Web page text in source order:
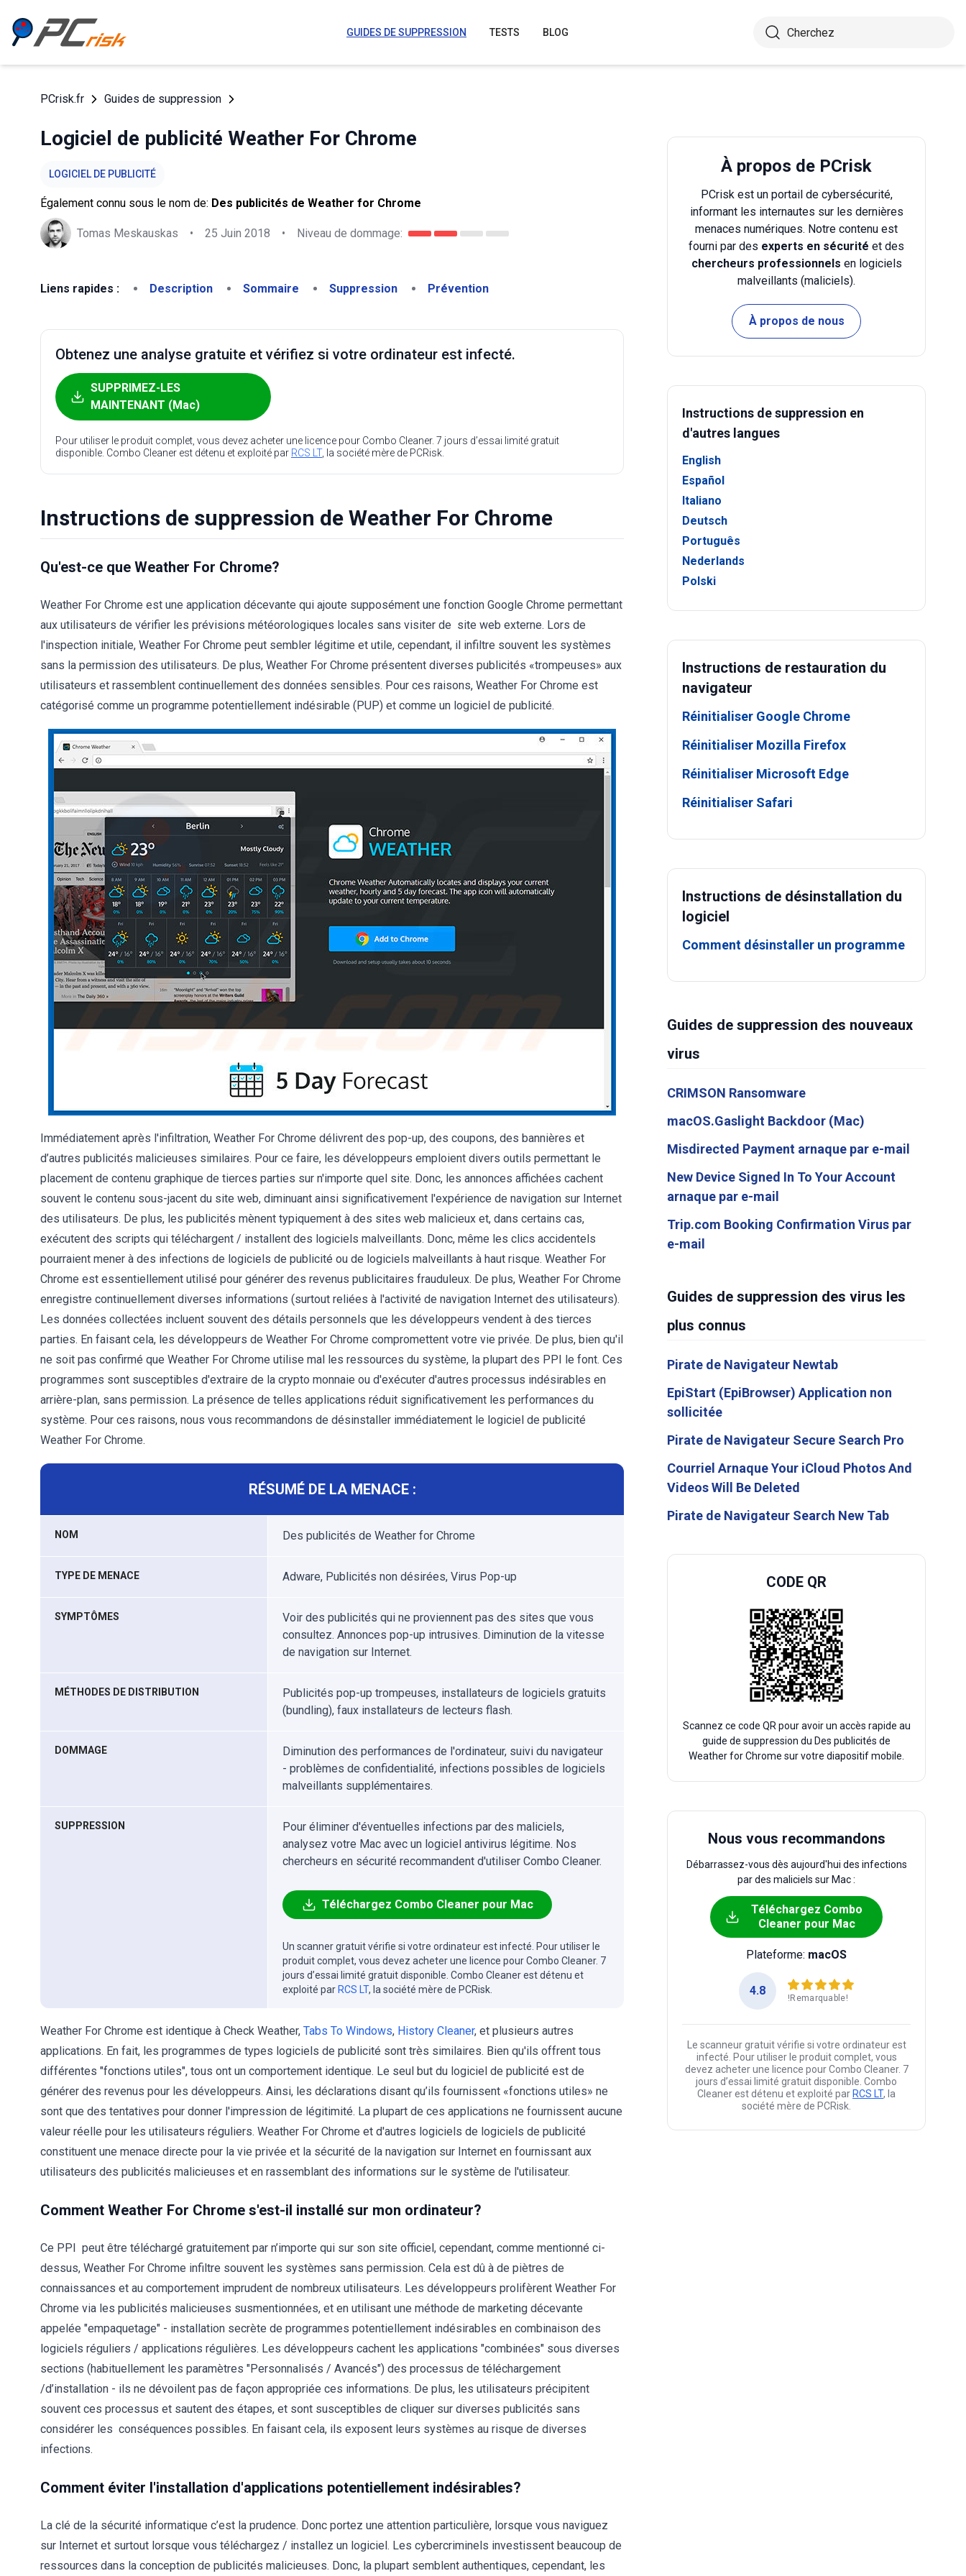
GUIDES DE SUPPRESSION TESTS BLOG
PCrisk.fr Guides de suppression
Logiciel de publicité Weather For Chrome
LOGICIEL DE PUBLICITÉ
Également connu sous le nom de: Des publicités de Weather for Chrome
Tomas Meskauskas • 25 Juin 2018 • Niveau de dommage:
Liens rapides : Description Sommaire Suppression Prévention
Obtenez une analyse gratuite et vérifiez si votre ordinateur est infecté.
SUPPRIMEZ-LES
MAINTENANT (Mac)
Pour utiliser le produit complet, vous devez acheter une licence pour Combo Cleaner. 7 jours d’essai limité gratuit
disponible. Combo Cleaner est détenu et exploité par RCS LT, la société mère de PCRisk.
Instructions de suppression de Weather For Chrome
Qu'est-ce que Weather For Chrome?
Weather For Chrome est une application décevante qui ajoute supposément une fonction Google Chrome permettant
aux utilisateurs de vérifier les prévisions météorologiques locales sans visiter de site web externe. Lors de
l'inspection initiale, Weather For Chrome peut sembler légitime et utile, cependant, il infiltre souvent les systèmes
sans la permission des utilisateurs. De plus, Weather For Chrome présentent diverses publicités «trompeuses» aux
utilisateurs et rassemblent continuellement des données sensibles. Pour ces raisons, Weather For Chrome est
catégorisé comme un programme potentiellement indésirable (PUP) et comme un logiciel de publicité.
Immédiatement après l'infiltration, Weather For Chrome délivrent des pop-up, des coupons, des bannières et
d’autres publicités malicieuses similaires. Pour ce faire, les développeurs emploient divers outils permettant le
placement de contenu graphique de tierces parties sur n'importe quel site. Donc, les annonces affichées cachent
souvent le contenu sous-jacent du site web, diminuant ainsi significativement l'expérience de navigation sur Internet
des utilisateurs. De plus, les publicités mènent typiquement à des sites web malicieux et, dans certains cas,
exécutent des scripts qui téléchargent / installent des logiciels malveillants. Donc, même les clics accidentels
pourraient mener à des infections de logiciels de publicité ou de logiciels malveillants à haut risque. Weather For
Chrome est essentiellement utilisé pour générer des revenus publicitaires frauduleux. De plus, Weather For Chrome
enregistre continuellement diverses informations (surtout reliées à l'activité de navigation Internet des utilisateurs).
Les données collectées incluent souvent des détails personnels que les développeurs vendent à des tierces
parties. En faisant cela, les développeurs de Weather For Chrome compromettent votre vie privée. De plus, bien qu'il
ne soit pas confirmé que Weather For Chrome utilise mal les ressources du système, la plupart des PPI le font. Ces
programmes sont susceptibles d'extraire de la crypto monnaie ou d'exécuter d'autres processus indésirables en
arrière-plan, sans permission. La présence de telles applications réduit significativement les performances du
système. Pour ces raisons, nous vous recommandons de désinstaller immédiatement le logiciel de publicité
Weather For Chrome.
RÉSUMÉ DE LA MENACE :
NOM Des publicités de Weather for Chrome
TYPE DE MENACE Adware, Publicités non désirées, Virus Pop-up
SYMPTÔMES
Voir des publicités qui ne proviennent pas des sites que vous
consultez. Annonces pop-up intrusives. Diminution de la vitesse
de navigation sur Internet.
MÉTHODES DE DISTRIBUTION
Publicités pop-up trompeuses, installateurs de logiciels gratuits
(bundling), faux installateurs de lecteurs flash.
DOMMAGE
Diminution des performances de l'ordinateur, suivi du navigateur
- problèmes de confidentialité, infections possibles de logiciels
malveillants supplémentaires.
SUPPRESSION
Pour éliminer d'éventuelles infections par des maliciels,
analysez votre Mac avec un logiciel antivirus légitime. Nos
chercheurs en sécurité recommandent d'utiliser Combo Cleaner.
Téléchargez Combo Cleaner pour Mac
Un scanner gratuit vérifie si votre ordinateur est infecté. Pour utiliser le
produit complet, vous devez acheter une licence pour Combo Cleaner. 7
jours d’essai limité gratuit disponible. Combo Cleaner est détenu et
exploité par RCS LT, la société mère de PCRisk.
Weather For Chrome est identique à Check Weather, Tabs To Windows, History Cleaner, et plusieurs autres
applications. En fait, les programmes de types logiciels de publicité sont très similaires. Bien qu'ils offrent tous
différentes "fonctions utiles", tous ont un comportement identique. Le seul but du logiciel de publicité est de
générer des revenus pour les développeurs. Ainsi, les déclarations disant qu’ils fournissent «fonctions utiles» ne
sont que des tentatives pour donner l'impression de légitimité. La plupart de ces applications ne fournissent aucune
valeur réelle pour les utilisateurs réguliers. Weather For Chrome et d'autres logiciels de logiciels de publicité
constituent une menace directe pour la vie privée et la sécurité de la navigation sur Internet en fournissant aux
utilisateurs des publicités malicieuses et en rassemblant des informations sur le système de l'utilisateur.
Comment Weather For Chrome s'est-il installé sur mon ordinateur?
Ce PPI peut être téléchargé gratuitement par n’importe qui sur son site officiel, cependant, comme mentionné ci-
dessus, Weather For Chrome infiltre souvent les systèmes sans permission. Cela est dû à de piètres de
connaissances et au comportement imprudent de nombreux utilisateurs. Les développeurs prolifèrent Weather For
Chrome via les publicités malicieuses susmentionnées, et en utilisant une méthode de marketing décevante
appelée "empaquetage" - installation secrète de programmes potentiellement indésirables en combinaison des
logiciels réguliers / applications régulières. Les développeurs cachent les applications "combinées" sous diverses
sections (habituellement les paramètres "Personnalisés / Avancés") des processus de téléchargement
/d’installation - ils ne dévoilent pas de façon appropriée ces informations. De plus, les utilisateurs précipitent
souvent ces processus et sautent des étapes, et sont susceptibles de cliquer sur diverses publicités sans
considérer les conséquences possibles. En faisant cela, ils exposent leurs systèmes au risque de diverses
infections.
Comment éviter l'installation d'applications potentiellement indésirables?
La clé de la sécurité informatique c’est la prudence. Donc portez une attention particulière, lorsque vous naviguez
sur Internet et surtout lorsque vous téléchargez / installez un logiciel. Les cybercriminels investissent beaucoup de
ressources dans la conception de publicités malicieuses. Donc, la plupart semblent authentiques, cependant, les
À propos de PCrisk
PCrisk est un portail de cybersécurité,
informant les internautes sur les dernières
menaces numériques. Notre contenu est
fourni par des experts en sécurité et des
chercheurs professionnels en logiciels
malveillants (maliciels).
À propos de nous
Instructions de suppression en
d'autres langues
English
Español
Italiano
Deutsch
Português
Nederlands
Polski
Instructions de restauration du
navigateur
Réinitialiser Google Chrome
Réinitialiser Mozilla Firefox
Réinitialiser Microsoft Edge
Réinitialiser Safari
Instructions de désinstallation du
logiciel
Comment désinstaller un programme
Guides de suppression des nouveaux
virus
CRIMSON Ransomware
macOS.Gaslight Backdoor (Mac)
Misdirected Payment arnaque par e-mail
New Device Signed In To Your Account
arnaque par e-mail
Trip.com Booking Confirmation Virus par
e-mail
Guides de suppression des virus les
plus connus
Pirate de Navigateur Newtab
EpiStart (EpiBrowser) Application non
sollicitée
Pirate de Navigateur Secure Search Pro
Courriel Arnaque Your iCloud Photos And
Videos Will Be Deleted
Pirate de Navigateur Search New Tab
CODE QR
Scannez ce code QR pour avoir un accès rapide au
guide de suppression du Des publicités de
Weather for Chrome sur votre diapositif mobile.
Nous vous recommandons
Débarrassez-vous dès aujourd'hui des infections
par des maliciels sur Mac :
Téléchargez Combo
Cleaner pour Mac
Plateforme: macOS
4.8
!Remarquable!
Le scanneur gratuit vérifie si votre ordinateur est
infecté. Pour utiliser le produit complet, vous
devez acheter une licence pour Combo Cleaner. 7
jours d’essai limité gratuit disponible. Combo
Cleaner est détenu et exploité par RCS LT, la
société mère de PCRisk.